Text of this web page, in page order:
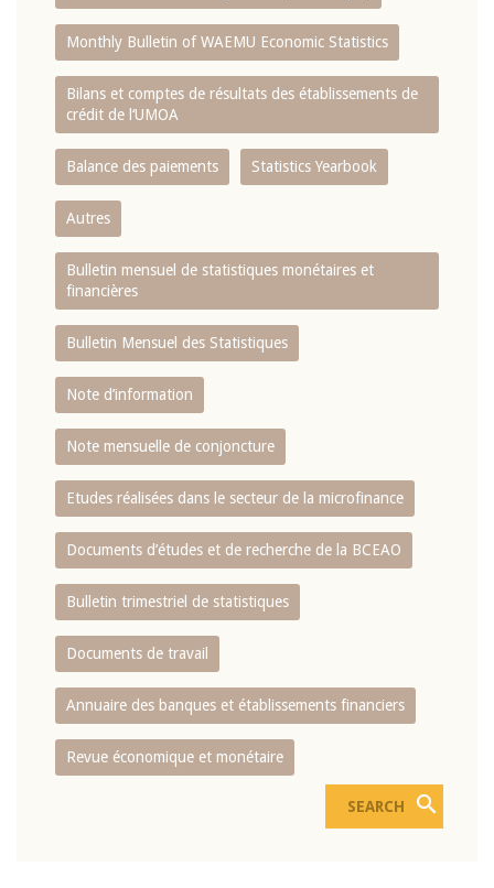
Monthly Bulletin of WAEMU Economic Statistics
Bilans et comptes de résultats des établissements de
crédit de l‘UMOA
Balance des paiements Statistics Yearbook
Autres
Bulletin mensuel de statistiques monétaires et
financières
Bulletin Mensuel des Statistiques
Note d’information
Note mensuelle de conjoncture
Etudes réalisées dans le secteur de la microfinance
Documents d’études et de recherche de la BCEAO
Bulletin trimestriel de statistiques
Documents de travail
Annuaire des banques et établissements financiers
Revue économique et monétaire